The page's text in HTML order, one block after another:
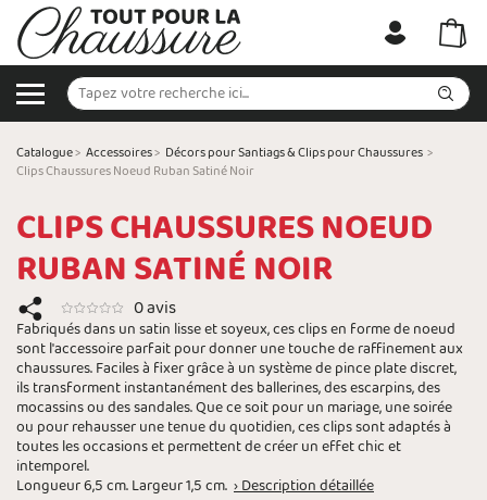
Catalogue> Accessoires> Décors pour Santiags & Clips pour Chaussures >
Clips Chaussures Noeud Ruban Satiné Noir
CLIPS CHAUSSURES NOEUD
RUBAN SATINÉ NOIR
0 avis
Fabriqués dans un satin lisse et soyeux, ces clips en forme de noeud
sont l'accessoire parfait pour donner une touche de raffinement aux
chaussures. Faciles à fixer grâce à un système de pince plate discret,
ils transforment instantanément des ballerines, des escarpins, des
mocassins ou des sandales. Que ce soit pour un mariage, une soirée
ou pour rehausser une tenue du quotidien, ces clips sont adaptés à
toutes les occasions et permettent de créer un effet chic et
intemporel.
Longueur 6,5 cm. Largeur 1,5 cm. › Description détaillée